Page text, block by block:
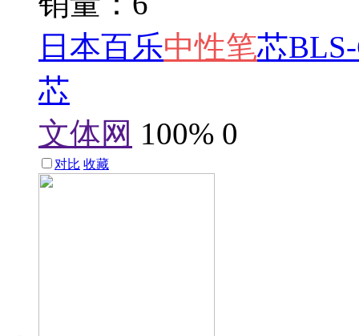
日本百乐中性笔芯
芯
文体网 100% 0
对比 收藏